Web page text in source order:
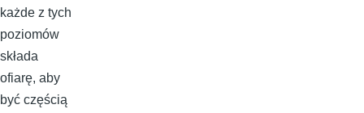
każde z tych
poziomów
składa
ofiarę, aby
być częścią